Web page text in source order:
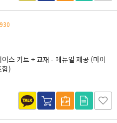
스 키트 + 교재 - 메뉴얼 제공 (마이
함)